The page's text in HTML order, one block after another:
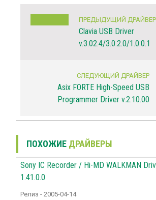
ПРЕДЫДУЩИЙ ДРАЙВЕР
Clavia USB Driver
v.3.02.4/3.0.2.0/1.0.0.1
СЛЕДУЮЩИЙ ДРАЙВЕР
Asix FORTE High-Speed USB
Programmer Driver v.2.10.00
ПОХОЖИЕ ДРАЙВЕРЫ
Sony IC Recorder / Hi-MD WALKMAN
1.41.0.0
Релиз - 2005-04-14